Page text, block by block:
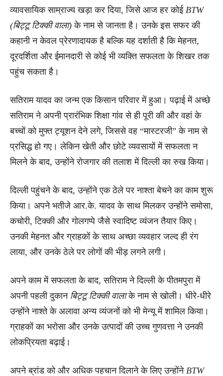
व्यावसायिक साम्राज्य खड़ा कर दिया, जिसे आज हर कोई BTW
(बिट्टू टिक्की वाला) के नाम से जानता है। उनके इस सफर की
कहानी न केवल प्रेरणादायक है बल्कि यह दर्शाती है कि मेहनत,
दूरदर्शिता और ईमानदारी से कोई भी व्यक्ति सफलता के शिखर तक
पहुंच सकता है।
सतिराम यादव का जन्म एक किसान परिवार में हुआ। पढ़ाई में अच्छे
सतिराम ने अपनी प्रारंभिक शिक्षा गांव से ही पूरी की और वहां के
बच्चों को मुफ्त ट्यूशन देने लगे, जिससे वह “मास्टरजी” के नाम से
प्रसिद्ध हो गए। लेकिन खेती और छोटे व्यवसायों में सफलता न
मिलने के बाद, उन्होंने रोजगार की तलाश में दिल्ली का रुख किया।
दिल्ली पहुंचने के बाद, उन्होंने एक ठेले पर नाश्ता बेचने का काम शुरू
किया। अपने भतीजे आर.के. यादव के साथ मिलकर उन्होंने समोसा,
कचोरी, टिक्की और गोलगप्पे जैसे स्वादिष्ट व्यंजन तैयार किए।
उनकी मेहनत और ग्राहकों के साथ अच्छा व्यवहार जल्द ही रंग
लाया, और उनके ठेले पर लोगों की भीड़ लगने लगी।
अपने काम में सफलता के बाद, सतिराम ने दिल्ली के पीतमपुरा में
अपनी पहली दुकान बिट्टू टिक्की वालाके नाम से खोली। धीरे-धीरे
उन्होंने नाश्ते के अलावा अन्य व्यंजनों को भी मेन्यू में शामिल किया।
ग्राहकों का भरोसा और उनके उत्पादों की उच्च गुणवत्ता ने उनकी
लोकप्रियता बढ़ाई।
अपने ब्रांड को और अधिक पहचान दिलाने के लिए उन्होंने BTW